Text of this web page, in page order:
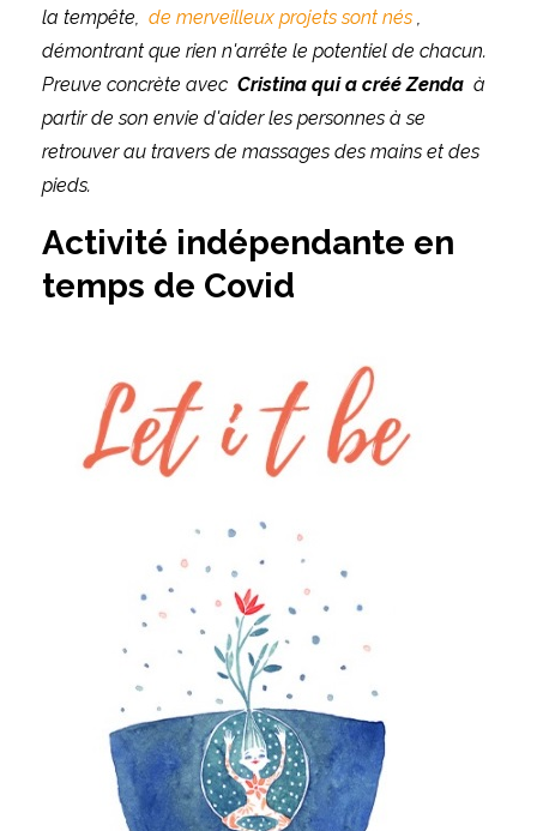
la tempête, de merveilleux projets sont nés ,
démontrant que rien n'arrête le potentiel de chacun.
Preuve concrète avec Cristina qui a créé Zenda à
partir de son envie d'aider les personnes à se
retrouver au travers de massages des mains et des
pieds.
Activité indépendante en
temps de Covid